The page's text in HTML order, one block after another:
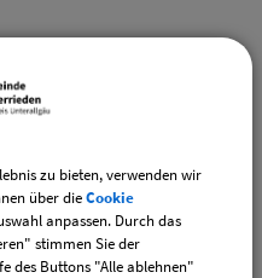
zu bieten, verwenden wir
über dieCookie
anpassen. Durch das
stimmen Sie der
des Buttons "Alle ablehnen"